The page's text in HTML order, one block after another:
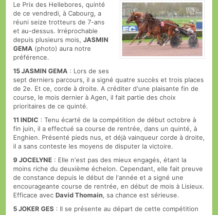
Le Prix des Hellebores, quinté
de ce vendredi, à Cabourg, a
réuni seize trotteurs de 7-ans
et au-dessus. Irréprochable
depuis plusieurs mois, JASMIN
GEMA (photo) aura notre
préférence.
15 JASMIN GEMA : Lors de ses
sept derniers parcours, il a signé quatre succès et trois places
de 2e. Et ce, corde à droite. A créditer d'une plaisante fin de
course, le mois dernier à Agen, il fait partie des choix
prioritaires de ce quinté.
11 INDIC : Tenu écarté de la compétition de début octobre à
fin juin, il a effectué sa course de rentrée, dans un quinté, à
Enghien. Présenté pieds nus, et déjà vainqueur corde à droite,
il a sans conteste les moyens de disputer la victoire.
9 JOCELYNE : Elle n'est pas des mieux engagés, étant la
moins riche du deuxième échelon. Cependant, elle fait preuve
de constance depuis le début de l'année et a signé une
encourageante course de rentrée, en début de mois à Lisieux.
Efficace avec David Thomain, sa chance est sérieuse.
5 JOKER GES : Il se présente au départ de cette compétition